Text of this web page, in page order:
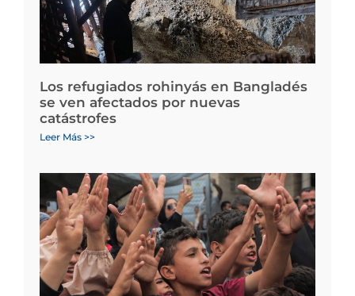
Los refugiados rohinyás en Bangladés
se ven afectados por nuevas
catástrofes
Leer Más >>